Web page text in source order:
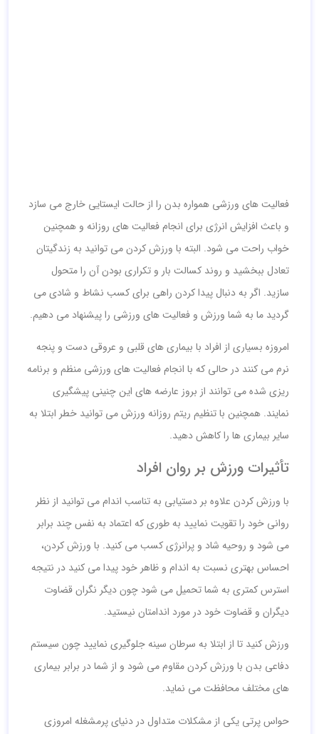
فعالیت های ورزشی همواره بدن را از حالت ایستایی خارج می سازد
و باعث افزایش انرژی برای انجام فعالیت های روزانه و همچنین
خواب راحت می شود. البته با ورزش کردن می توانید به زندگیتان
تعادل ببخشید و روند کسالت بار و تکراری بودن آن را متحول
سازید. اگر به دنبال پیدا کردن راهی برای کسب نشاط و شادی می
گردید ما به شما ورزش و فعالیت های ورزشی را پیشنهاد می دهیم.
امروزه بسیاری از افراد با بیماری های قلبی و عروقی دست و پنجه
نرم می کنند در حالی که با انجام فعالیت های ورزشی منظم و برنامه
ریزی شده می توانند از بروز عارضه های این چنینی پیشگیری
نمایند. همچنین با تنظیم ریتم روزانه ورزش می توانید خطر ابتلا به
سایر بیماری ها را کاهش دهید.
تأثیرات ورزش بر روان افراد
با ورزش کردن علاوه بر دستیابی به تناسب اندام می توانید از نظر
روانی خود را تقویت نمایید به طوری که اعتماد به نفس چند برابر
می شود و روحیه شاد و پرانرژی کسب می کنید. با ورزش کردن،
احساس بهتری نسبت به اندام و ظاهر خود پیدا می کنید در نتیجه
استرس کمتری به شما تحمیل می شود چون دیگر نگران قضاوت
دیگران و قضاوت خود در مورد اندامتان نیستید.
ورزش کنید تا از ابتلا به سرطان سینه جلوگیری نمایید چون سیستم
دفاعی بدن با ورزش کردن مقاوم می شود و از شما در برابر بیماری
های مختلف محافظت می نماید.
حواس پرتی یکی از مشکلات متداول در دنیای پرمشغله امروزی